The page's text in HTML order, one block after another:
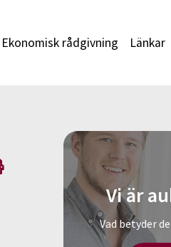
Ekonomisk rådgivning Länkar
Vi är
Vad betyder